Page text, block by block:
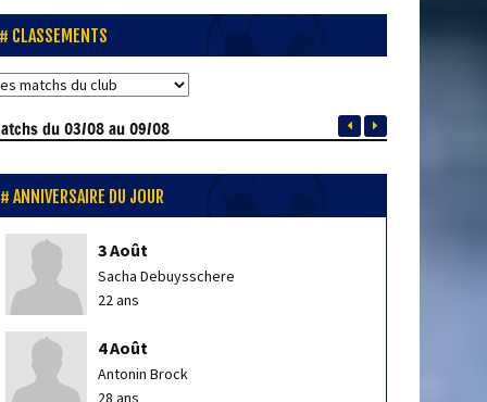
CLASSEMENTS
du 03/08 au 09/08
ANNIVERSAIRE DU JOUR
3 Août
Sacha Debuysschere
22 ans
4 Août
Antonin Brock
28 ans